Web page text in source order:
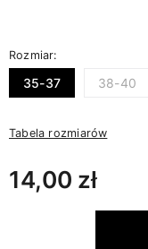
Rozmiar:
35-37 38-40
Tabela rozmiarów
14,00 zł